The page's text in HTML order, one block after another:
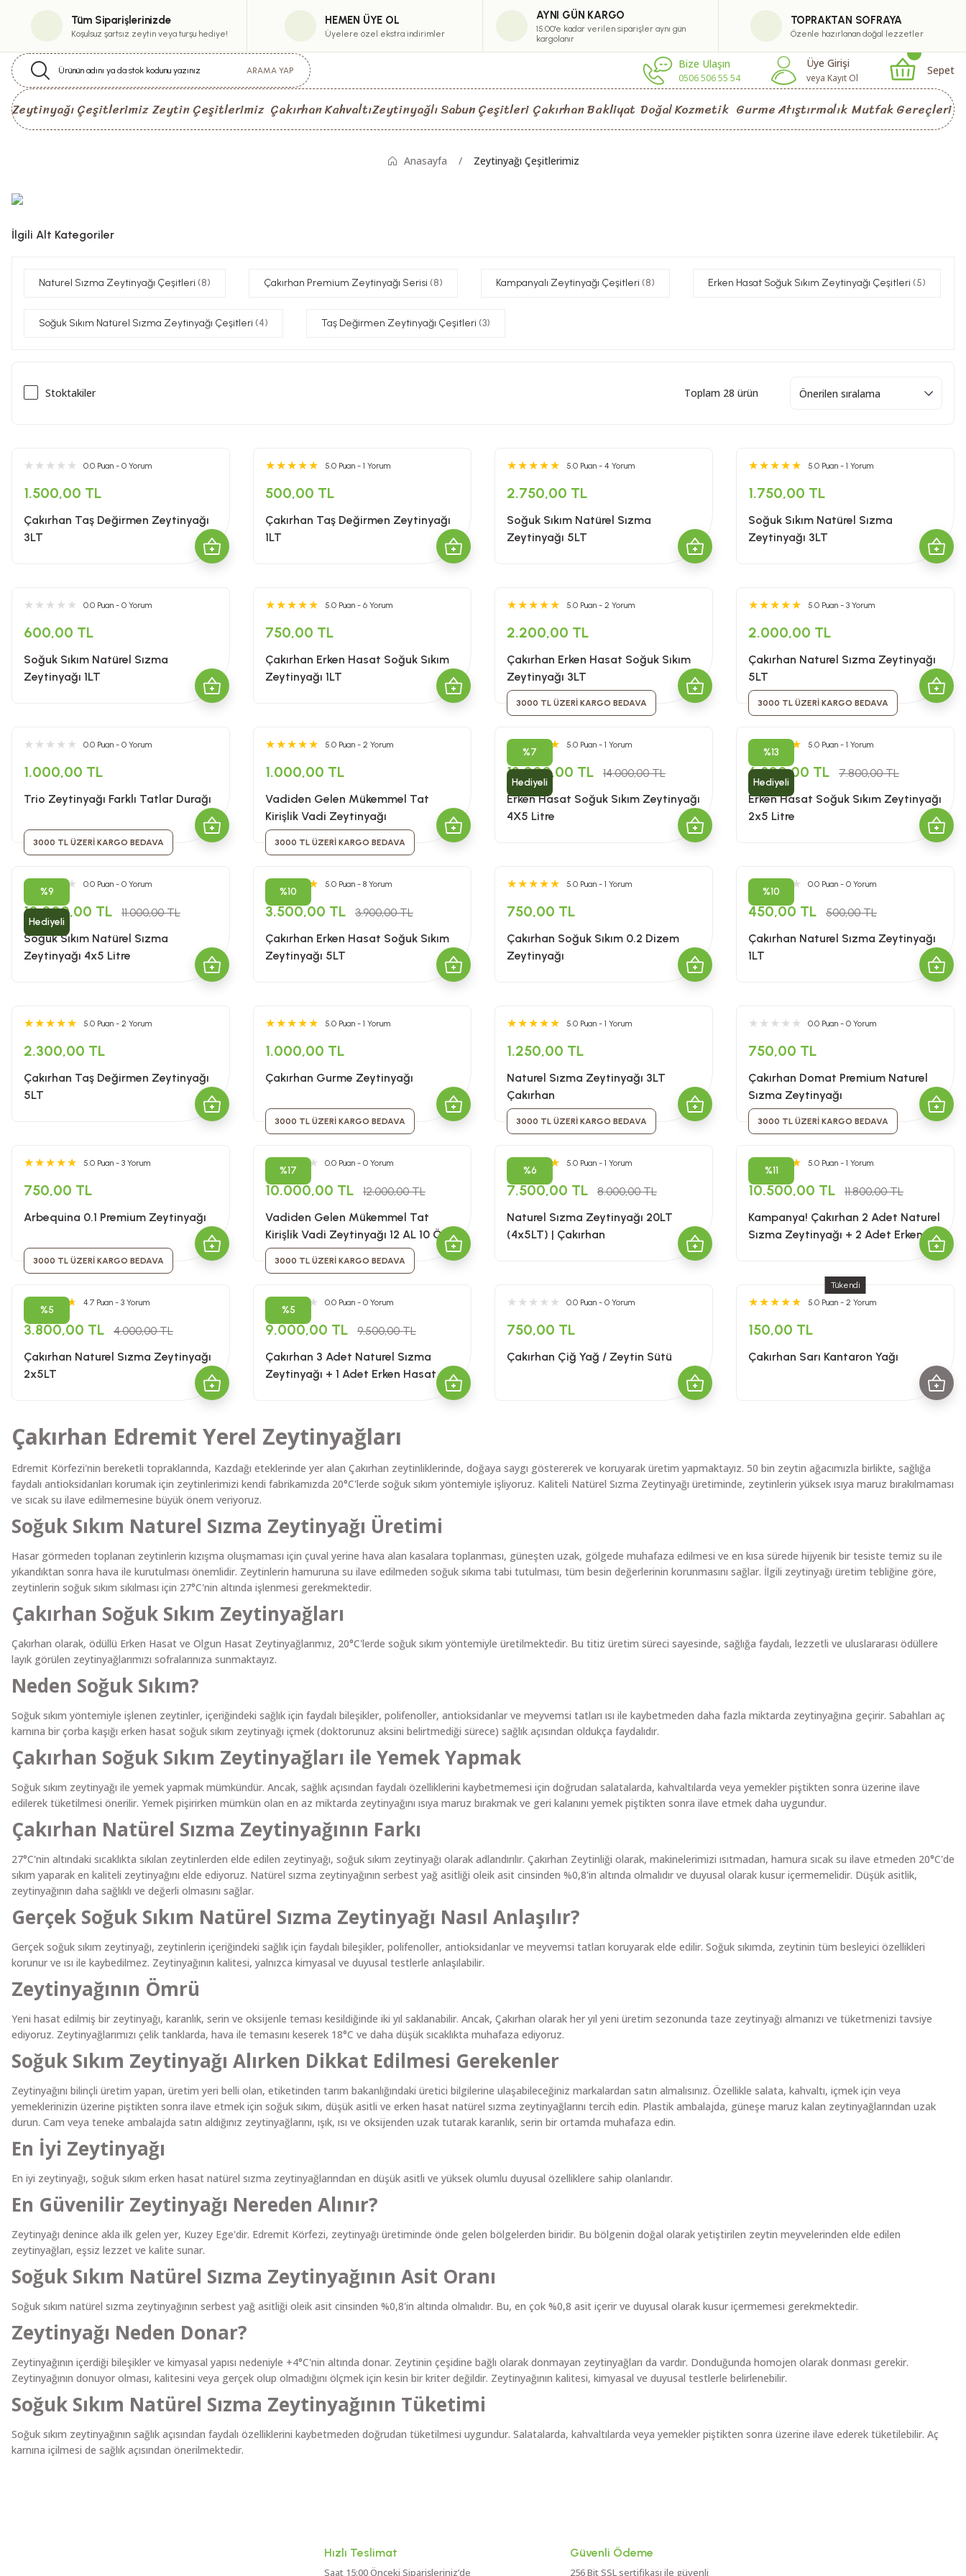
Tüm Siparişlerinizde
Koşulsuz şartsız zeytin veya turşu hediye!
HEMEN ÜYE OL
Üyelere özel ekstra indirimler
AYNI GÜN KARGO
15:00'e kadar verilen siparişler aynı gün
kargolanır
TOPRAKTAN SOFRAYA
Özenle hazırlanan doğal lezzetler
ARAMA YAP Bize Ulaşın
0506 506 55 54
Üye Girişi
veya Kayıt Ol
Sepet
Zeytinyağı Çeşitlerimiz Zeytin Çeşitlerimiz Çakırhan KahvaltıZeytinyağlı Sabun Çeşitleri Çakırhan Bakliyat Doğal Kozmetik Gurme Atıştırmalık Mutfak Gereçleri
Anasayfa Zeytinyağı Çeşitlerimiz
İlgili Alt Kategoriler
Naturel Sızma Zeytinyağı Çeşitleri (8) Çakırhan Premium Zeytinyağı Serisi (8) Kampanyalı Zeytinyağı Çeşitleri (8) Erken Hasat Soğuk Sıkım Zeytinyağı Çeşitleri (5)
Soğuk Sıkım Natürel Sızma Zeytinyağı Çeşitleri (4) Taş Değirmen Zeytinyağı Çeşitleri (3)
Stoktakiler Toplam 28 ürün
0.0 Puan - 0 Yorum
1.500,00 TL
Çakırhan Taş Değirmen Zeytinyağı
3LT
5.0 Puan - 1 Yorum
500,00 TL
Çakırhan Taş Değirmen Zeytinyağı
1LT
5.0 Puan - 4 Yorum
2.750,00 TL
Soğuk Sıkım Natürel Sızma
Zeytinyağı 5LT
5.0 Puan - 1 Yorum
1.750,00 TL
Soğuk Sıkım Natürel Sızma
Zeytinyağı 3LT
0.0 Puan - 0 Yorum
600,00 TL
Soğuk Sıkım Natürel Sızma
Zeytinyağı 1LT
5.0 Puan - 6 Yorum
750,00 TL
Çakırhan Erken Hasat Soğuk Sıkım
Zeytinyağı 1LT
5.0 Puan - 2 Yorum
2.200,00 TL
Çakırhan Erken Hasat Soğuk Sıkım
Zeytinyağı 3LT
5.0 Puan - 3 Yorum
2.000,00 TL
Çakırhan Naturel Sızma Zeytinyağı
5LT
0.0 Puan - 0 Yorum
1.000,00 TL
Trio Zeytinyağı Farklı Tatlar Durağı
5.0 Puan - 2 Yorum
1.000,00 TL
Vadiden Gelen Mükemmel Tat
Kirişlik Vadi Zeytinyağı
%7
Hediyeli
3000 TL ÜZERİ KARGO BEDAVA
5.0 Puan - 1 Yorum
13.000,00 TL
14.000,00 TL
Erken Hasat Soğuk Sıkım Zeytinyağı
4X5 Litre
%13
Hediyeli
3000 TL ÜZERİ KARGO BEDAVA
5.0 Puan - 1 Yorum
6.800,00 TL
7.800,00 TL
Erken Hasat Soğuk Sıkım Zeytinyağı
2x5 Litre
%9
Hediyeli
3000 TL ÜZERİ KARGO BEDAVA
0.0 Puan - 0 Yorum
10.000,00 TL
11.000,00 TL
Soğuk Sıkım Natürel Sızma
Zeytinyağı 4x5 Litre
%10
3000 TL ÜZERİ KARGO BEDAVA
5.0 Puan - 8 Yorum
3.500,00 TL
3.900,00 TL
Çakırhan Erken Hasat Soğuk Sıkım
Zeytinyağı 5LT
5.0 Puan - 1 Yorum
750,00 TL
Çakırhan Soğuk Sıkım 0.2 Dizem
Zeytinyağı
%10
0.0 Puan - 0 Yorum
450,00 TL
500,00 TL
Çakırhan Naturel Sızma Zeytinyağı
1LT
5.0 Puan - 2 Yorum
2.300,00 TL
Çakırhan Taş Değirmen Zeytinyağı
5LT
5.0 Puan - 1 Yorum
1.000,00 TL
Çakırhan Gurme Zeytinyağı
5.0 Puan - 1 Yorum
1.250,00 TL
Naturel Sızma Zeytinyağı 3LT
Çakırhan
0.0 Puan - 0 Yorum
750,00 TL
Çakırhan Domat Premium Naturel
Sızma Zeytinyağı
5.0 Puan - 3 Yorum
750,00 TL
Arbequina 0.1 Premium Zeytinyağı
%17
3000 TL ÜZERİ KARGO BEDAVA
0.0 Puan - 0 Yorum
10.000,00 TL
12.000,00 TL
Vadiden Gelen Mükemmel Tat
Kirişlik Vadi Zeytinyağı 12 AL 10 ÖDE
%6
3000 TL ÜZERİ KARGO BEDAVA
5.0 Puan - 1 Yorum
7.500,00 TL
8.000,00 TL
Naturel Sızma Zeytinyağı 20LT
(4x5LT) | Çakırhan
%11
3000 TL ÜZERİ KARGO BEDAVA
5.0 Puan - 1 Yorum
10.500,00 TL
11.800,00 TL
Kampanya! Çakırhan 2 Adet Naturel
Sızma Zeytinyağı + 2 Adet Erken
%5
3000 TL ÜZERİ KARGO BEDAVA
4.7 Puan - 3 Yorum
3.800,00 TL
4.000,00 TL
Çakırhan Naturel Sızma Zeytinyağı
2x5LT
%5
3000 TL ÜZERİ KARGO BEDAVA
0.0 Puan - 0 Yorum
9.000,00 TL
9.500,00 TL
Çakırhan 3 Adet Naturel Sızma
Zeytinyağı + 1 Adet Erken Hasat
0.0 Puan - 0 Yorum
750,00 TL
Çakırhan Çiğ Yağ / Zeytin Sütü
Tükendi
5.0 Puan - 2 Yorum
150,00 TL
Çakırhan Sarı Kantaron Yağı
Çakırhan Edremit Yerel Zeytinyağları
Edremit Körfezi'nin bereketli topraklarında, Kazdağı eteklerinde yer alan Çakırhan zeytinliklerinde, doğaya saygı göstererek ve koruyarak üretim yapmaktayız. 50 bin zeytin ağacımızla birlikte, sağlığa
faydalı antioksidanları korumak için zeytinlerimizi kendi fabrikamızda 20°C'lerde soğuk sıkım yöntemiyle işliyoruz. Kaliteli Natürel Sızma Zeytinyağı üretiminde, zeytinlerin yüksek ısıya maruz bırakılmaması
ve sıcak su ilave edilmemesine büyük önem veriyoruz.
Soğuk Sıkım Naturel Sızma Zeytinyağı Üretimi
Hasar görmeden toplanan zeytinlerin kızışma oluşmaması için çuval yerine hava alan kasalara toplanması, güneşten uzak, gölgede muhafaza edilmesi ve en kısa sürede hijyenik bir tesiste temiz su ile
yıkandıktan sonra hava ile kurutulması önemlidir. Zeytinlerin hamuruna su ilave edilmeden soğuk sıkıma tabi tutulması, tüm besin değerlerinin korunmasını sağlar. İlgili zeytinyağı üretim tebliğine göre,
zeytinlerin soğuk sıkım sıkılması için 27°C'nin altında işlenmesi gerekmektedir.
Çakırhan Soğuk Sıkım Zeytinyağları
Çakırhan olarak, ödüllü Erken Hasat ve Olgun Hasat Zeytinyağlarımız, 20°C'lerde soğuk sıkım yöntemiyle üretilmektedir. Bu titiz üretim süreci sayesinde, sağlığa faydalı, lezzetli ve uluslararası ödüllere
layık görülen zeytinyağlarımızı sofralarınıza sunmaktayız.
Neden Soğuk Sıkım?
Soğuk sıkım yöntemiyle işlenen zeytinler, içeriğindeki sağlık için faydalı bileşikler, polifenoller, antioksidanlar ve meyvemsi tatları ısı ile kaybetmeden daha fazla miktarda zeytinyağına geçirir. Sabahları aç
karnına bir çorba kaşığı erken hasat soğuk sıkım zeytinyağı içmek (doktorunuz aksini belirtmediği sürece) sağlık açısından oldukça faydalıdır.
Çakırhan Soğuk Sıkım Zeytinyağları ile Yemek Yapmak
Soğuk sıkım zeytinyağı ile yemek yapmak mümkündür. Ancak, sağlık açısından faydalı özelliklerini kaybetmemesi için doğrudan salatalarda, kahvaltılarda veya yemekler piştikten sonra üzerine ilave
edilerek tüketilmesi önerilir. Yemek pişirirken mümkün olan en az miktarda zeytinyağını ısıya maruz bırakmak ve geri kalanını yemek piştikten sonra ilave etmek daha uygundur.
Çakırhan Natürel Sızma Zeytinyağının Farkı
27°C'nin altındaki sıcaklıkta sıkılan zeytinlerden elde edilen zeytinyağı, soğuk sıkım zeytinyağı olarak adlandırılır. Çakırhan Zeytinliği olarak, makinelerimizi ısıtmadan, hamura sıcak su ilave etmeden 20°C'de
sıkım yaparak en kaliteli zeytinyağını elde ediyoruz. Natürel sızma zeytinyağının serbest yağ asitliği oleik asit cinsinden %0,8'in altında olmalıdır ve duyusal olarak kusur içermemelidir. Düşük asitlik,
zeytinyağının daha sağlıklı ve değerli olmasını sağlar.
Gerçek Soğuk Sıkım Natürel Sızma Zeytinyağı Nasıl Anlaşılır?
Gerçek soğuk sıkım zeytinyağı, zeytinlerin içeriğindeki sağlık için faydalı bileşikler, polifenoller, antioksidanlar ve meyvemsi tatları koruyarak elde edilir. Soğuk sıkımda, zeytinin tüm besleyici özellikleri
korunur ve ısı ile kaybedilmez. Zeytinyağının kalitesi, yalnızca kimyasal ve duyusal testlerle anlaşılabilir.
Zeytinyağının Ömrü
Yeni hasat edilmiş bir zeytinyağı, karanlık, serin ve oksijenle teması kesildiğinde iki yıl saklanabilir. Ancak, Çakırhan olarak her yıl yeni üretim sezonunda taze zeytinyağı almanızı ve tüketmenizi tavsiye
ediyoruz. Zeytinyağlarımızı çelik tanklarda, hava ile temasını keserek 18°C ve daha düşük sıcaklıkta muhafaza ediyoruz.
Soğuk Sıkım Zeytinyağı Alırken Dikkat Edilmesi Gerekenler
Zeytinyağını bilinçli üretim yapan, üretim yeri belli olan, etiketinden tarım bakanlığındaki üretici bilgilerine ulaşabileceğiniz markalardan satın almalısınız. Özellikle salata, kahvaltı, içmek için veya
yemeklerinizin üzerine piştikten sonra ilave etmek için soğuk sıkım, düşük asitli ve erken hasat natürel sızma zeytinyağlarını tercih edin. Plastik ambalajda, güneşe maruz kalan zeytinyağlarından uzak
durun. Cam veya teneke ambalajda satın aldığınız zeytinyağlarını, ışık, ısı ve oksijenden uzak tutarak karanlık, serin bir ortamda muhafaza edin.
En İyi Zeytinyağı
En iyi zeytinyağı, soğuk sıkım erken hasat natürel sızma zeytinyağlarından en düşük asitli ve yüksek olumlu duyusal özelliklere sahip olanlarıdır.
En Güvenilir Zeytinyağı Nereden Alınır?
Zeytinyağı denince akla ilk gelen yer, Kuzey Ege'dir. Edremit Körfezi, zeytinyağı üretiminde önde gelen bölgelerden biridir. Bu bölgenin doğal olarak yetiştirilen zeytin meyvelerinden elde edilen
zeytinyağları, eşsiz lezzet ve kalite sunar.
Soğuk Sıkım Natürel Sızma Zeytinyağının Asit Oranı
Soğuk sıkım natürel sızma zeytinyağının serbest yağ asitliği oleik asit cinsinden %0,8'in altında olmalıdır. Bu, en çok %0,8 asit içerir ve duyusal olarak kusur içermemesi gerekmektedir.
Zeytinyağı Neden Donar?
Zeytinyağının içerdiği bileşikler ve kimyasal yapısı nedeniyle +4°C'nin altında donar. Zeytinin çeşidine bağlı olarak donmayan zeytinyağları da vardır. Donduğunda homojen olarak donması gerekir.
Zeytinyağının donuyor olması, kalitesini veya gerçek olup olmadığını ölçmek için kesin bir kriter değildir. Zeytinyağının kalitesi, kimyasal ve duyusal testlerle belirlenebilir.
Soğuk Sıkım Natürel Sızma Zeytinyağının Tüketimi
Soğuk sıkım zeytinyağının sağlık açısından faydalı özelliklerini kaybetmeden doğrudan tüketilmesi uygundur. Salatalarda, kahvaltılarda veya yemekler piştikten sonra üzerine ilave ederek tüketilebilir. Aç
karnına içilmesi de sağlık açısından önerilmektedir.
Hızlı Teslimat
Saat 15:00 Önceki Siparişleriniz’de
Güvenli Ödeme
256 Bit SSL sertifikası ile güvenli